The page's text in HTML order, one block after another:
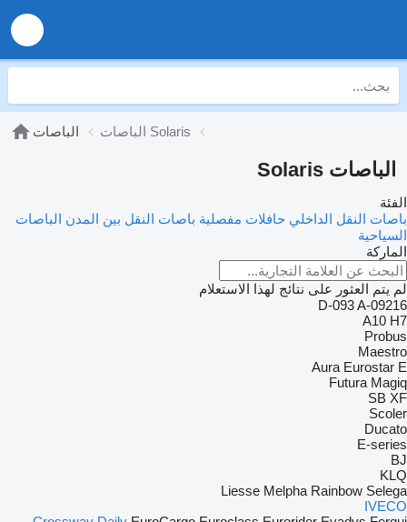
الباصات الباصات Solaris
الباصات Solaris
الفئة
باصات النقل الداخلي حافلات مفصلية باصات النقل بين المدن الباصات
السياحية
الماركة
لم يتم العثور على نتائج لهذا الاستعلام
D-093A-09216
A10 H7
Probus
Maestro
Aura Eurostar E
Futura Magiq
SB XF
Scoler
Ducato
E-series
BJ
KLQ
Liesse Melpha Rainbow Selega
IVECO